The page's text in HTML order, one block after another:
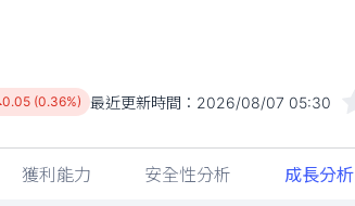
0.05 (0.36%) 最近更新時間： 2026/08/07 05:30
獲利能力 安全性分析 成長分析